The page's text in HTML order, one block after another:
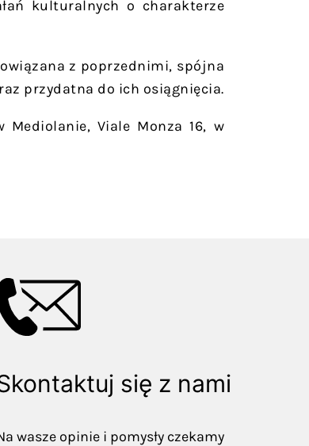
kulturalnych o charakterze
z poprzednimi, spójna
przydatna do ich osiągnięcia.
Viale Monza 16, w
się z nami
wasze opinie i pomysły czekamy